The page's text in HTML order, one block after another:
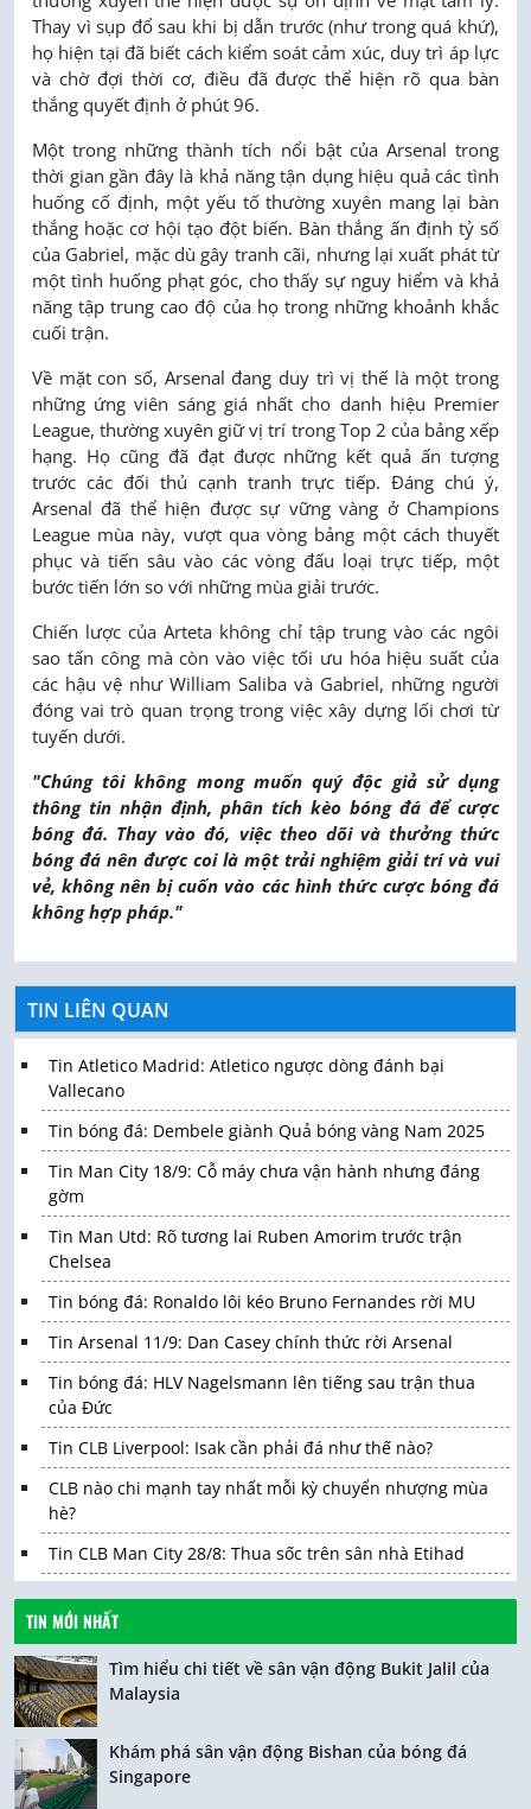
Thay vì sụp đổ sau khi bị dẫn trước (như trong quá khứ),
họ hiện tại đã biết cách kiểm soát cảm xúc, duy trì áp lực
và chờ đợi thời cơ, điều đã được thể hiện rõ qua bàn
thắng quyết định ở phút 96.
Một trong những thành tích nổi bật của Arsenal trong
thời gian gần đây là khả năng tận dụng hiệu quả các tình
huống cố định, một yếu tố thường xuyên mang lại bàn
thắng hoặc cơ hội tạo đột biến. Bàn thắng ấn định tỷ số
của Gabriel, mặc dù gây tranh cãi, nhưng lại xuất phát từ
một tình huống phạt góc, cho thấy sự nguy hiểm và khả
năng tập trung cao độ của họ trong những khoảnh khắc
cuối trận.
Về mặt con số, Arsenal đang duy trì vị thế là một trong
những ứng viên sáng giá nhất cho danh hiệu Premier
League, thường xuyên giữ vị trí trong Top 2 của bảng xếp
hạng. Họ cũng đã đạt được những kết quả ấn tượng
trước các đối thủ cạnh tranh trực tiếp. Đáng chú ý,
Arsenal đã thể hiện được sự vững vàng ở Champions
League mùa này, vượt qua vòng bảng một cách thuyết
phục và tiến sâu vào các vòng đấu loại trực tiếp, một
bước tiến lớn so với những mùa giải trước.
Chiến lược của Arteta không chỉ tập trung vào các ngôi
sao tấn công mà còn vào việc tối ưu hóa hiệu suất của
các hậu vệ như William Saliba và Gabriel, những người
đóng vai trò quan trọng trong việc xây dựng lối chơi từ
tuyến dưới.
"Chúng tôi không mong muốn quý độc giả sử dụng
thông tin nhận định, phân tích kèo bóng đá để cược
bóng đá. Thay vào đó, việc theo dõi và thưởng thức
bóng đá nên được coi là một trải nghiệm giải trí và vui
vẻ, không nên bị cuốn vào các hình thức cược bóng đá
không hợp pháp."
TIN LIÊN QUAN
Tin Atletico Madrid: Atletico ngược dòng đánh bại
Vallecano
Tin bóng đá: Dembele giành Quả bóng vàng Nam 2025
Tin Man City 18/9: Cỗ máy chưa vận hành nhưng đáng
gờm
Tin Man Utd: Rõ tương lai Ruben Amorim trước trận
Chelsea
Tin bóng đá: Ronaldo lôi kéo Bruno Fernandes rời MU
Tin Arsenal 11/9: Dan Casey chính thức rời Arsenal
Tin bóng đá: HLV Nagelsmann lên tiếng sau trận thua
của Đức
Tin CLB Liverpool: Isak cần phải đá như thế nào?
CLB nào chi mạnh tay nhất mỗi kỳ chuyển nhượng mùa
hè?
Tin CLB Man City 28/8: Thua sốc trên sân nhà Etihad
TIN MỚI NHẤT
Tìm hiểu chi tiết về sân vận động Bukit Jalil của
Malaysia
Khám phá sân vận động Bishan của bóng đá
Singapore